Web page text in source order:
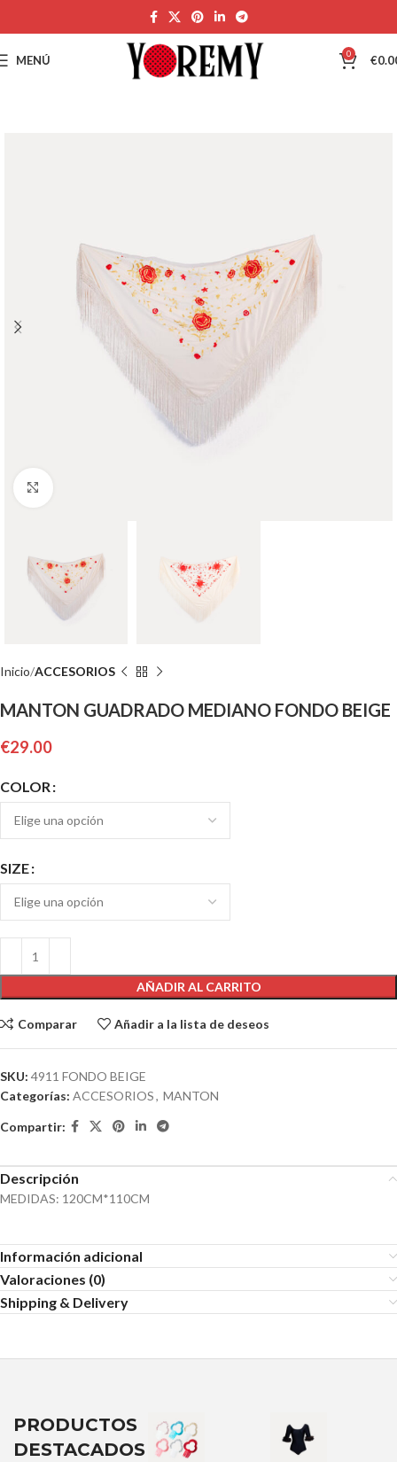
MENÚ 0 €
Inicio ACCESORIOS
MANTON GUADRADO MEDIANO FONDO BEIGE
€29.00
COLOR
SIZE
AÑADIR AL CARRITO
Comparar Añadir a la lista de deseos
SKU: 4911 FONDO BEIGE
Categorías: ACCESORIOS, MANTON
Compartir:
Descripción
MEDIDAS: 120CM*110CM
Información adicional
Valoraciones (0)
Shipping & Delivery
PRODUCTOS
DESTACADOS